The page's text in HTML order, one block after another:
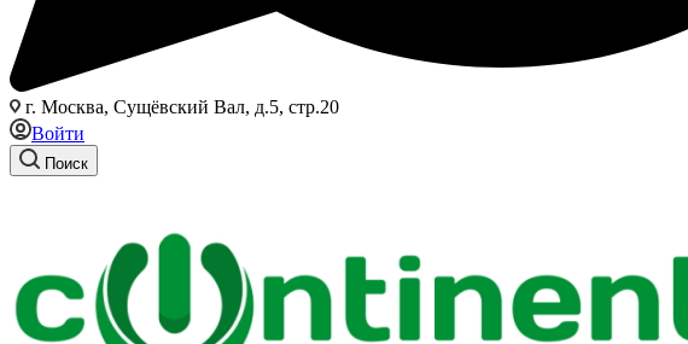
г. Москва, Сущёвский Вал, д.5, стр.20
Войти
Поиск